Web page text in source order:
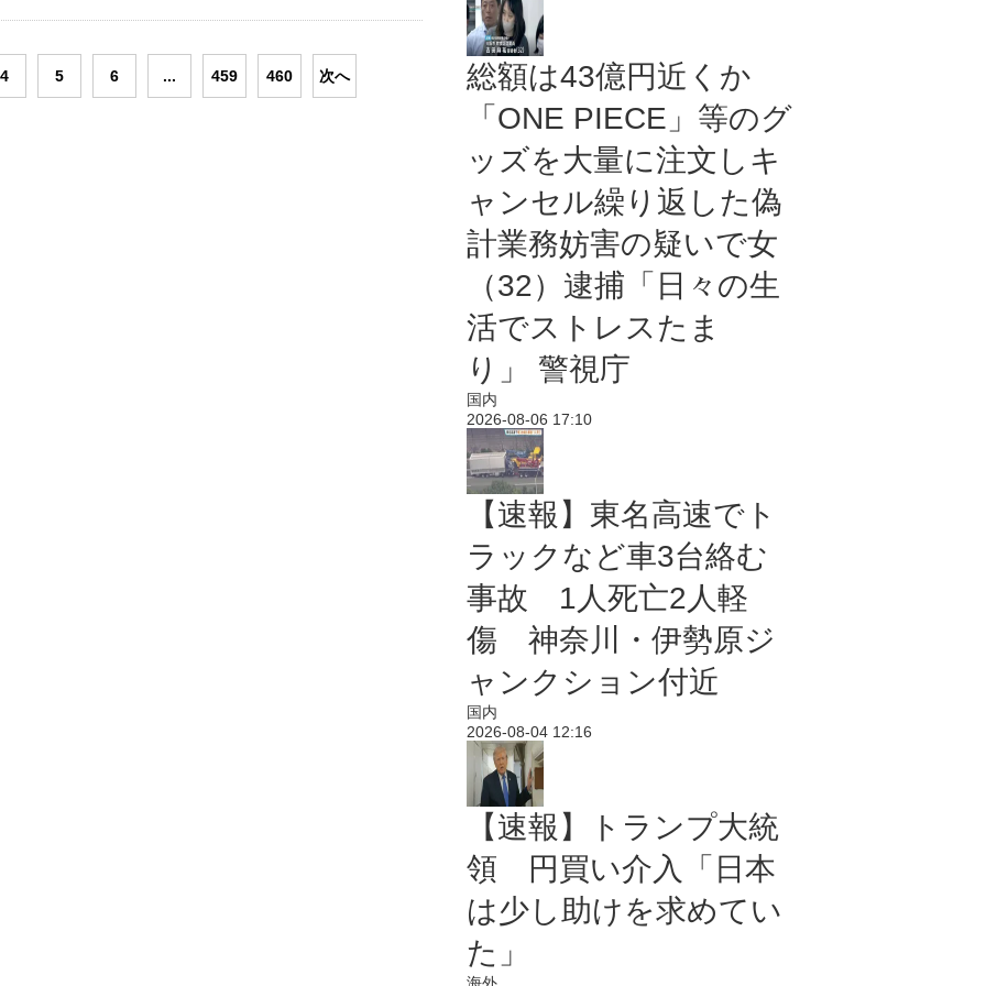
4 5 6 ... 459 460 次へ
総額は43億円近くか
「ONE PIECE」等のグ
ッズを大量に注文しキ
ャンセル繰り返した偽
計業務妨害の疑いで女
（32）逮捕「日々の生
活でストレスたま
り」 警視庁
国内
2026-08-06 17:10
【速報】東名高速でト
ラックなど車3台絡む
事故 1人死亡2人軽
傷 神奈川・伊勢原ジ
ャンクション付近
国内
2026-08-04 12:16
【速報】トランプ大統
領 円買い介入「日本
は少し助けを求めてい
た」